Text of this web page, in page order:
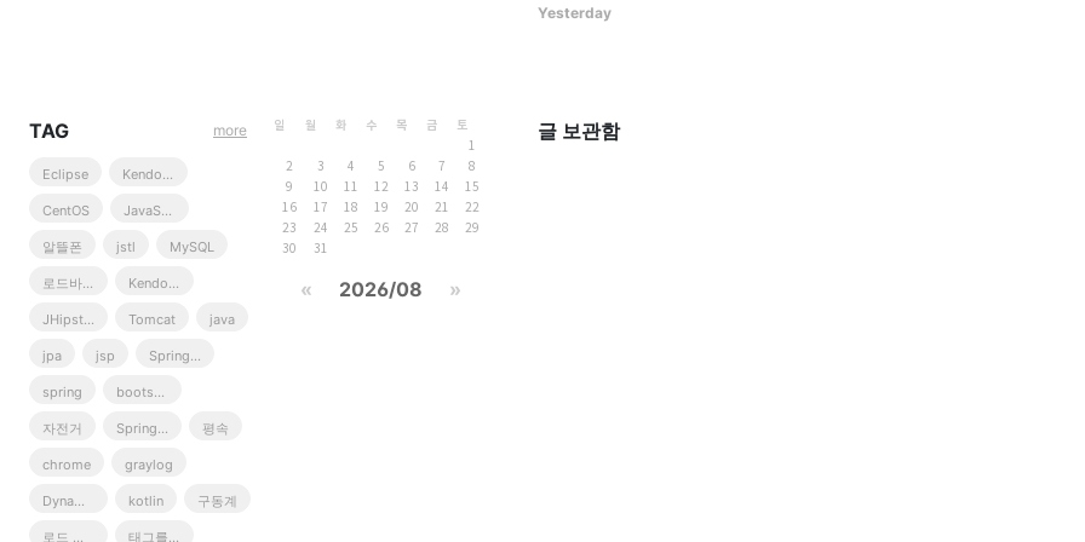
Yesterday
TAG
Eclipse Kendo UI Web Grid
CentOS JavaScript
알뜰폰 jstl MySQL
로드바이크 Kendo UI
JHipster Tomcat java
jpa jsp Spring Boot
spring bootstrap
자전거 Spring MVC 3 평속
chrome graylog
DynamoDB kotlin 구동계
로드 바이크 태그를 입력해 주세요.
more
« 2026/08 »
일 월 화 수 목 금
토
1
2
3 4 5 6 7
8
9
10 11 12 13 14
15
16
17 18 19 20 21
22
23
24 25 26 27 28
29
30
31
글 보관함